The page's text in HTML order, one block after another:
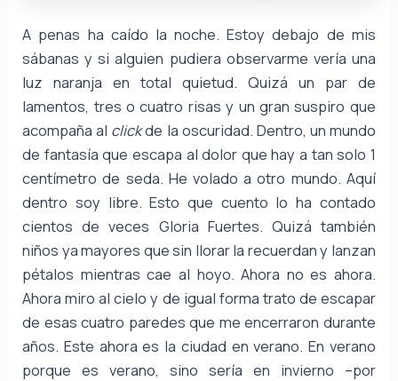
A penas ha caído la noche. Estoy debajo de mis
sábanas y si alguien pudiera observarme vería una
luz naranja en total quietud. Quizá un par de
lamentos, tres o cuatro risas y un gran suspiro que
acompaña al clickde la oscuridad. Dentro, un mundo
de fantasía que escapa al dolor que hay a tan solo 1
centímetro de seda. He volado a otro mundo. Aquí
dentro soy libre. Esto que cuento lo ha contado
cientos de veces Gloria Fuertes. Quizá también
niños ya mayores que sin llorar la recuerdan y lanzan
pétalos mientras cae al hoyo. Ahora no es ahora.
Ahora miro al cielo y de igual forma trato de escapar
de esas cuatro paredes que me encerraron durante
años. Este ahora es la ciudad en verano. En verano
porque es verano, sino sería en invierno –por